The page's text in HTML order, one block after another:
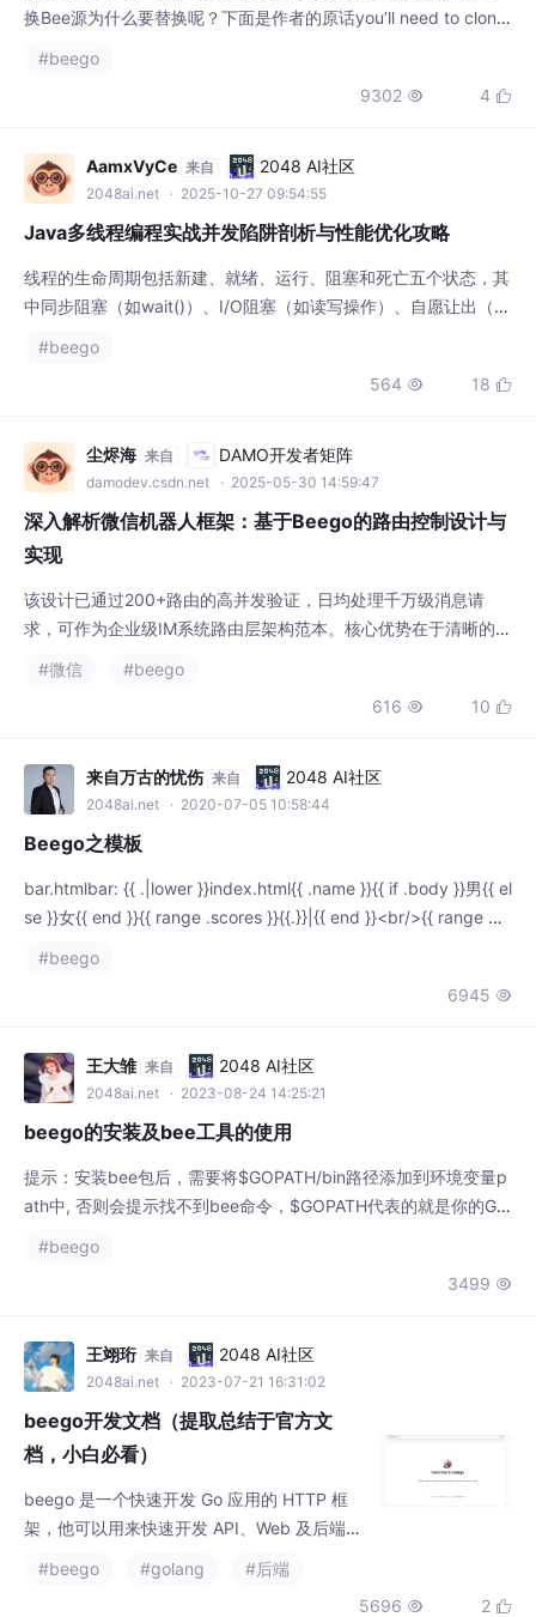
换Bee源为什么要替换呢？下面是作者的原话you’ll need to clone
ve to refactor any code when this gets rele...
#beego
9302  4 
AamxVyCe 来自 2048 AI社区
2048ai.net · 2025-10-27 09:54:55
Java多线程编程实战并发陷阱剖析与性能优化攻略
线程的生命周期包括新建、就绪、运行、阻塞和死亡五个状态，其
中同步阻塞（如wait()）、I/O阻塞（如读写操作）、自愿让出（如
个线程处理常规任务，突发流量可扩展至50个线程，任务队列保
存1000个未处理请求。在CSV文件批量处理中，可设计分离读取
Queue），多个解
#beego
564  18 
尘烬海 来自 DAMO开发者矩阵
damodev.csdn.net · 2025-05-30 14:59:47
深入解析微信机器人框架：基于Beego的路由控制设计与
实现
该设计已通过200+路由的高并发验证，日均处理千万级消息请
求，可作为企业级IM系统路由层架构范本。核心优势在于清晰的模
态功能的场景。​：完整项目需结合微信私有协议SDK实现，路由层
作为对外暴露的API网关，内部通过RPC调用核心功能模块。的微
生态的完整功能集成。建议大型项目使用Nam
#微信
#beego
616  10 
来自万古的忧伤 来自 2048 AI社区
2048ai.net · 2020-07-05 10:58:44
Beego之模板
bar.htmlbar: {{ .|lower }}index.html{{ .name }}{{ if .body }}男{{ el
se }}女{{ end }}{{ range .scores }}{{.}}|{{ end }}<br/>{{ range $in
#beego
6945 
王大雏 来自 2048 AI社区
2048ai.net · 2023-08-24 14:25:21
beego的安装及bee工具的使用
提示：安装bee包后，需要将$GOPATH/bin路径添加到环境变量p
ath中, 否则会提示找不到bee命令，$GOPATH代表的就是你的GO
令，会列出所有go相关的环境变量，从里面找到GOPATH路径。
这个命令是用来自动化的生成代码的，包含了从数据库一键生成 m
#beego
3499 
王翊珩 来自 2048 AI社区
2048ai.net · 2023-07-21 16:31:02
beego开发文档（提取总结于官方文
档，小白必看）
beego 是一个快速开发 Go 应用的 HTTP 框
架，他可以用来快速开发 API、Web 及后端服
务等各种应用，是一个 RESTful 的框架，主要
设计灵感来源于 tornado、sinatra 和 flask 这
#beego #golang
#后端
5696  2 